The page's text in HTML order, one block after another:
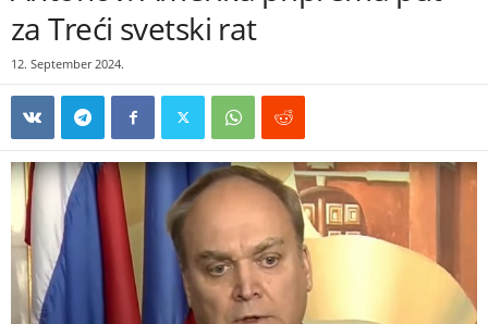
za Treći svetski rat
12. September 2024.